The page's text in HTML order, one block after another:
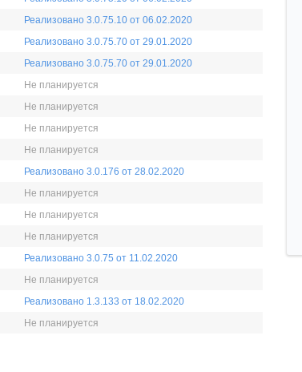
Реализовано 3.0.75.10 от 06.02.2020
Реализовано 3.0.75.70 от 29.01.2020
Реализовано 3.0.75.70 от 29.01.2020
Не планируется
Не планируется
Не планируется
Не планируется
Реализовано 3.0.176 от 28.02.2020
Не планируется
Не планируется
Не планируется
Реализовано 3.0.75 от 11.02.2020
Не планируется
Реализовано 1.3.133 от 18.02.2020
Не планируется